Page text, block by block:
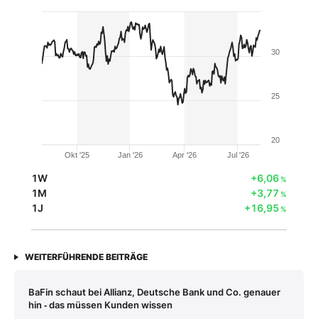
Okt '25 Jan '26 Apr '26 Jul '26
20
25
30
1W +6,06%
1M +3,77 %
1J +16,95%
WEITERFÜHRENDE BEITRÄGE
BaFin schaut bei Allianz, Deutsche Bank und Co. genauer
hin ‑ das müssen Kunden wissen